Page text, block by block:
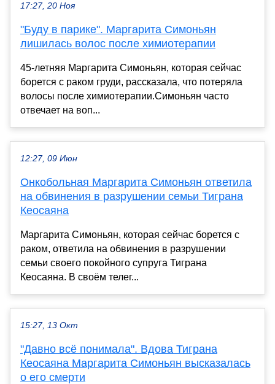
17:27, 20 Ноя
"Буду в парике". Маргарита Симоньян
лишилась волос после химиотерапии
45-летняя Маргарита Симоньян, которая сейчас
борется с раком груди, рассказала, что потеряла
волосы после химиотерапии.Симоньян часто
отвечает на воп...
12:27, 09 Июн
Онкобольная Маргарита Симоньян ответила
на обвинения в разрушении семьи Тиграна
Кеосаяна
Маргарита Симоньян, которая сейчас борется с
раком, ответила на обвинения в разрушении
семьи своего покойного супруга Тиграна
Кеосаяна. В своём телег...
15:27, 13 Окт
"Давно всё понимала". Вдова Тиграна
Кеосаяна Маргарита Симоньян высказалась
о его смерти